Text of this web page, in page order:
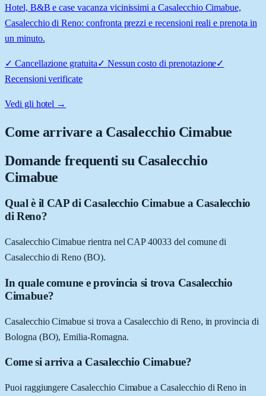
Hotel, B&B e case vacanza vicinissimi a Casalecchio Cimabue,
Casalecchio di Reno: confronta prezzi e recensioni reali e prenota in
un minuto.
✓ Cancellazione gratuita✓ Nessun costo di prenotazione✓
Recensioni verificate
Vedi gli hotel →
Come arrivare a Casalecchio Cimabue
Domande frequenti su Casalecchio
Cimabue
Qual è il CAP di Casalecchio Cimabue a Casalecchio
di Reno?
Casalecchio Cimabue rientra nel CAP 40033 del comune di
Casalecchio di Reno (BO).
In quale comune e provincia si trova Casalecchio
Cimabue?
Casalecchio Cimabue si trova a Casalecchio di Reno, in provincia di
Bologna (BO), Emilia-Romagna.
Come si arriva a Casalecchio Cimabue?
Puoi raggiungere Casalecchio Cimabue a Casalecchio di Reno in